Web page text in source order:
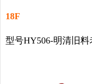
18F
型号HY506-明清旧料